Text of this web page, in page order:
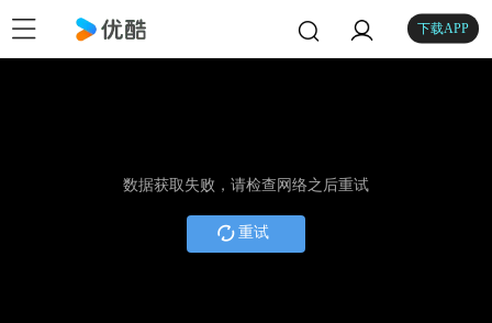
下载APP
数据获取失败，请检查网络之后重试
重试